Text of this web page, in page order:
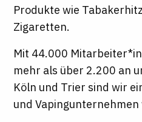
Produkte wie
Zigaretten.
Mit 44.000
mehr als über 2.200 an
Köln und Trier sind wir
und